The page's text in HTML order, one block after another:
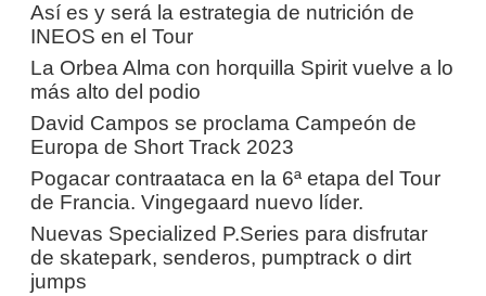
Así es y será la estrategia de nutrición de
INEOS en el Tour
La Orbea Alma con horquilla Spirit vuelve a lo
más alto del podio
David Campos se proclama Campeón de
Europa de Short Track 2023
Pogacar contraataca en la 6ª etapa del Tour
de Francia. Vingegaard nuevo líder.
Nuevas Specialized P.Series para disfrutar
de skatepark, senderos, pumptrack o dirt
jumps